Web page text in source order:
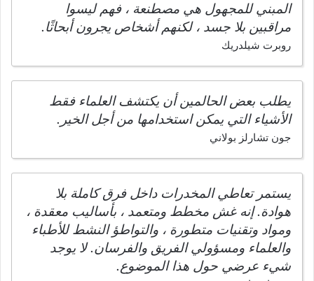
المبني للمجهول هي مصطنعة ، فهم ليسوا
مراقبين بلا جسد ، لكنهم أشخاص يجرون أبحاثًا.
روبرت شيلدريك
يطلب بعض الحالمين أن يكتشف العلماء فقط
الأشياء التي يمكن استخدامها من أجل الخير.
جون تشارلز بولاني
يستمر تعاطي المخدرات داخل فرق كاملة بلا
هوادة. إنه غش مخطط ومتعمد ، بأساليب معقدة ،
ومواد وتقنيات متطورة ، والتواطؤ النشط للأطباء
والعلماء ومسؤولي الفريق والفرسان. لا يوجد
شيء عرضي حول هذا الموضوع.